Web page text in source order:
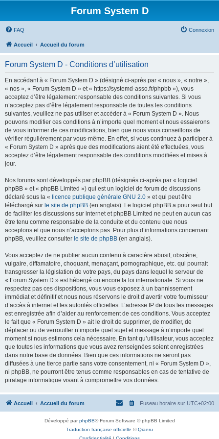
Forum System D
FAQ Connexion
Accueil Accueil du forum
Forum System D - Conditions d’utilisation
En accédant à « Forum System D » (désigné ci-après par « nous », « notre »,
« nos », « Forum System D » et « https://systemd-asso.fr/phpbb »), vous
acceptez d’être légalement responsable des conditions suivantes. Si vous
n’acceptez pas d’être légalement responsable de toutes les conditions
suivantes, veuillez ne pas utiliser et accéder à « Forum System D ». Nous
pouvons modifier ces conditions à n’importe quel moment et nous essaierons
de vous informer de ces modifications, bien que nous vous conseillons de
vérifier régulièrement par vous-même. En effet, si vous continuez à participer à
« Forum System D » après que des modifications aient été effectuées, vous
acceptez d’être légalement responsable des conditions modifiées et mises à
jour.
Nos forums sont développés par phpBB (désignés ci-après par « logiciel
phpBB » et « phpBB Limited ») qui est un logiciel de forum de discussions
déclaré sous la « licence publique générale GNU 2.0 » et qui peut être
téléchargé sur le site de phpBB (en anglais). Le logiciel phpBB a pour seul but
de faciliter les discussions sur internet et phpBB Limited ne peut en aucun cas
être tenu comme responsable de la conduite et du contenu que nous
acceptons et que nous n’acceptons pas. Pour plus d’informations concernant
phpBB, veuillez consulter le site de phpBB (en anglais).
Vous acceptez de ne publier aucun contenu à caractère abusif, obscène,
vulgaire, diffamatoire, choquant, menaçant, pornographique, etc. qui pourrait
transgresser la législation de votre pays, du pays dans lequel le serveur de
« Forum System D » est hébergé ou encore la loi internationale. Si vous ne
respectez pas ces dispositions, vous vous exposez à un bannissement
immédiat et définitif et nous nous réservons le droit d’avertir votre fournisseur
d’accès à internet et les autorités officielles. L’adresse IP de tous les messages
est enregistrée afin d’aider au renforcement de ces conditions. Vous acceptez
le fait que « Forum System D » ait le droit de supprimer, de modifier, de
déplacer ou de verrouiller n’importe quel sujet et message à n’importe quel
moment si nous estimons cela nécessaire. En tant qu’utilisateur, vous acceptez
que toutes les informations que vous avez renseignées soient enregistrées
dans notre base de données. Bien que ces informations ne seront pas
diffusées à une tierce partie sans votre consentement, ni « Forum System D »,
ni phpBB, ne pourront être tenus comme responsables en cas de tentative de
piratage informatique visant à compromettre vos données.
Accueil Accueil du forum Fuseau horaire sur UTC+02:00
Développé parphpBB® Forum Software © phpBB Limited
Traduction française officielle ©Qiaeru